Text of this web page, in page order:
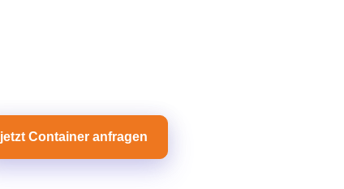
jetzt Container anfragen